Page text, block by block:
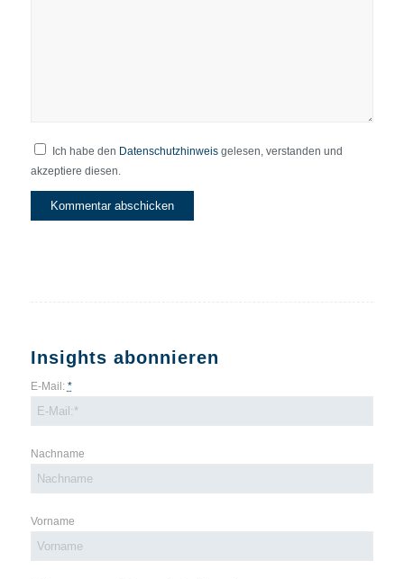
Ich habe den Datenschutzhinweisgelesen, verstanden und
akzeptiere diesen.
Insights abonnieren
E-Mail: *
Nachname
Vorname